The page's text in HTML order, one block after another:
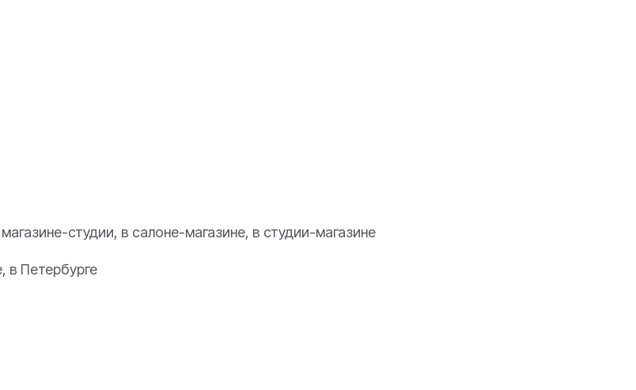
студии, в салоне-магазине, в студии-магазине
в Петербурге